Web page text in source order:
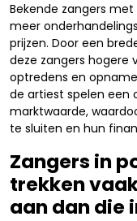
Bekende zangers
meer
prijzen. Door een
deze zangers hogere
optredens en
de artiest spelen een
marktwaarde,
te sluiten en hun
Zangers in
trekken
aan dan die